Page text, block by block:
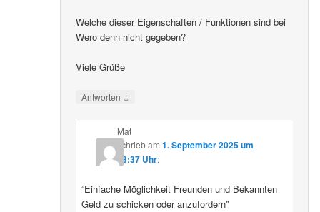
Welche dieser Eigenschaften / Funktionen sind bei
Wero denn nicht gegeben?
Viele Grüße
Antworten ↓
Mat
schriebam 1. September 2025 um
23:37 Uhr:
“Einfache Möglichkeit Freunden und Bekannten
Geld zu schicken oder anzufordern”